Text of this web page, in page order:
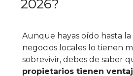
2026?
Aunque hayas oído hasta
negocios locales lo tienen
sobrevivir, debes de saber
propietarios tienen